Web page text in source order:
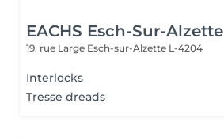
EACHS Esch-Sur-Alzette
19, rue Large Esch-sur-Alzette L-4204
Interlocks
Tresse dreads